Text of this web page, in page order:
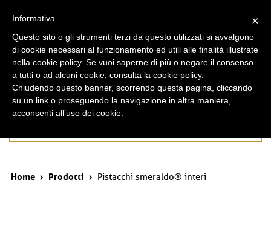
Home › Prodotti › Pistacchi smeraldo® interi
×
Informativa
Questo sito o gli strumenti terzi da questo utilizzati si avvalgono
di cookie necessari al funzionamento ed utili alle finalità illustrate
nella cookie policy. Se vuoi saperne di più o negare il consenso
a tutti o ad alcuni cookie, consulta la cookie policy.
Chiudendo questo banner, scorrendo questa pagina, cliccando
su un link o proseguendo la navigazione in altra maniera,
acconsenti all’uso dei cookie.